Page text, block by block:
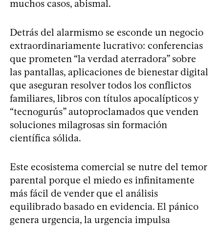
muchos casos, abismal.
Detrás del alarmismo se esconde un negocio
extraordinariamente lucrativo: conferencias
que prometen “la verdad aterradora” sobre
las pantallas, aplicaciones de bienestar digital
que aseguran resolver todos los conflictos
familiares, libros con títulos apocalípticos y
“tecnogurús” autoproclamados que venden
soluciones milagrosas sin formación
científica sólida.
Este ecosistema comercial se nutre del temor
parental porque el miedo es infinitamente
más fácil de vender que el análisis
equilibrado basado en evidencia. El pánico
genera urgencia, la urgencia impulsa